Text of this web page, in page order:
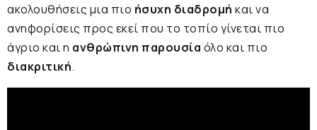
ακολουθήσεις μια πιο ήσυχη διαδρομή και να
ανηφορίσεις προς εκεί που το τοπίο γίνεται πιο
άγριο και η ανθρώπινη παρουσία όλο και πιο
διακριτική.